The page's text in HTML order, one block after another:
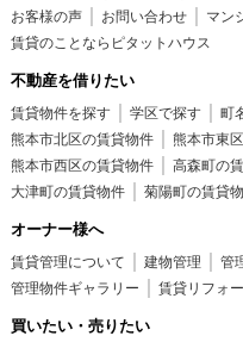
お客様の声
お問い合わせ
マン
賃貸のことならピタットハウス
不動産を借りたい
賃貸物件を探す 学区で探す 町
熊本市北区の賃貸物件
熊本市東
熊本市西区の賃貸物件
高森町の
大津町の賃貸物件
菊陽町の賃貸
オーナー様へ
賃貸管理について 建物管理 管
管理物件ギャラリー
賃貸リフォ
買いたい・売りたい